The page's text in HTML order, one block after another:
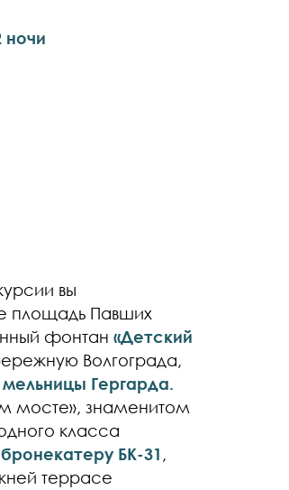
ночи
вы
площадь Павших
фонтан«Детский
Волгограда,
Гергарда.
мосте», знаменитом
класса
БК-31 ,
террасе